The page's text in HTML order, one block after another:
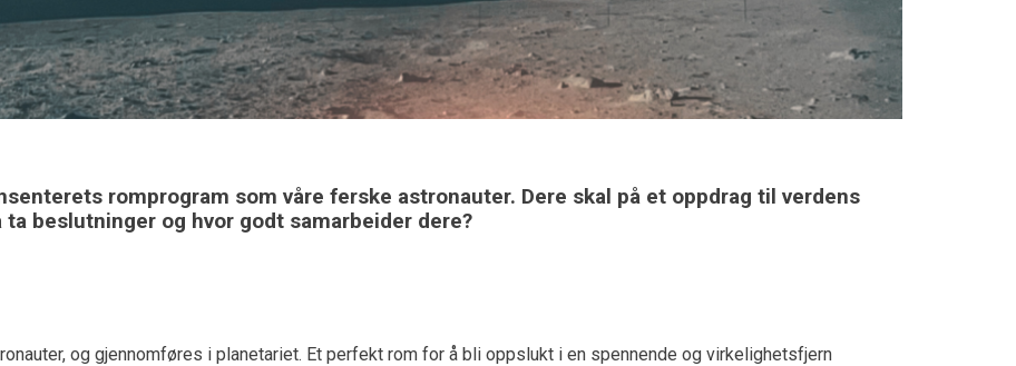
romprogram som våre ferske astronauter. Dere skal på et oppdrag til verdens
beslutninger og hvor godt samarbeider dere?
og gjennomføres i planetariet. Et perfekt rom for å bli oppslukt i en spennende og virkelighetsfjern